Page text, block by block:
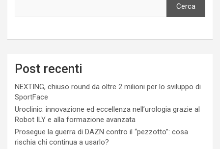
Cerca
Post recenti
NEXTING, chiuso round da oltre 2 milioni per lo sviluppo di
SportFace
Uroclinic: innovazione ed eccellenza nell’urologia grazie al
Robot ILY e alla formazione avanzata
Prosegue la guerra di DAZN contro il “pezzotto”: cosa
rischia chi continua a usarlo?